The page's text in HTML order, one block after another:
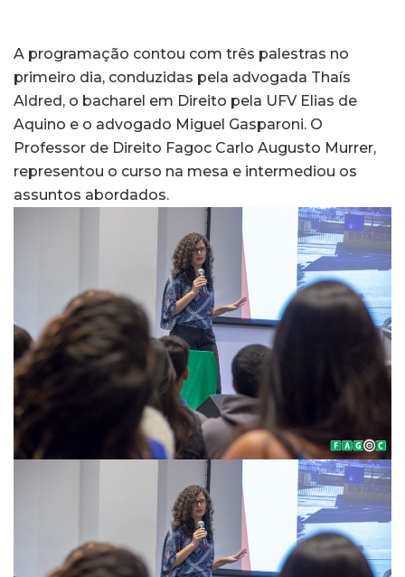
A programação contou com três palestras no
primeiro dia, conduzidas pela advogada Thaís
Aldred, o bacharel em Direito pela UFV Elias de
Aquino e o advogado Miguel Gasparoni. O
Professor de Direito Fagoc Carlo Augusto Murrer,
representou o curso na mesa e intermediou os
assuntos abordados.